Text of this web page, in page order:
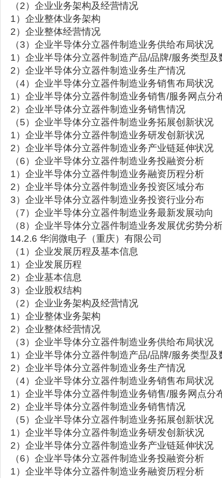
（2）企业业务架构及经营情况
1）企业整体业务架构
2）企业整体经营情况
（3）企业半导体分立器件制造业务供给布局状况
1）企业半导体分立器件制造产品/品牌/服务类型及
2）企业半导体分立器件制造业务生产情况
（4）企业半导体分立器件制造业务销售布局状况
1）企业半导体分立器件制造业务销售/服务网点分
2）企业半导体分立器件制造业务销售情况
（5）企业半导体分立器件制造业务拓展创新状况
1）企业半导体分立器件制造业务研发创新状况
2）企业半导体分立器件制造业务产业链延伸状况
（6）企业半导体分立器件制造业务投融资分析
1）企业半导体分立器件制造业务融资历程分析
2）企业半导体分立器件制造业务投资区域分布
3）企业半导体分立器件制造业务投资行业分布
（7）企业半导体分立器件制造业务最新发展动向
（8）企业半导体分立器件制造业务发展优劣势分
14.2.6 华润微电子（重庆）有限公司
（1）企业发展历程及基本信息
1）企业发展历程
2）企业基本信息
3）企业股权结构
（2）企业业务架构及经营情况
1）企业整体业务架构
2）企业整体经营情况
（3）企业半导体分立器件制造业务供给布局状况
1）企业半导体分立器件制造产品/品牌/服务类型及
2）企业半导体分立器件制造业务生产情况
（4）企业半导体分立器件制造业务销售布局状况
1）企业半导体分立器件制造业务销售/服务网点分
2）企业半导体分立器件制造业务销售情况
（5）企业半导体分立器件制造业务拓展创新状况
1）企业半导体分立器件制造业务研发创新状况
2）企业半导体分立器件制造业务产业链延伸状况
（6）企业半导体分立器件制造业务投融资分析
1）企业半导体分立器件制造业务融资历程分析